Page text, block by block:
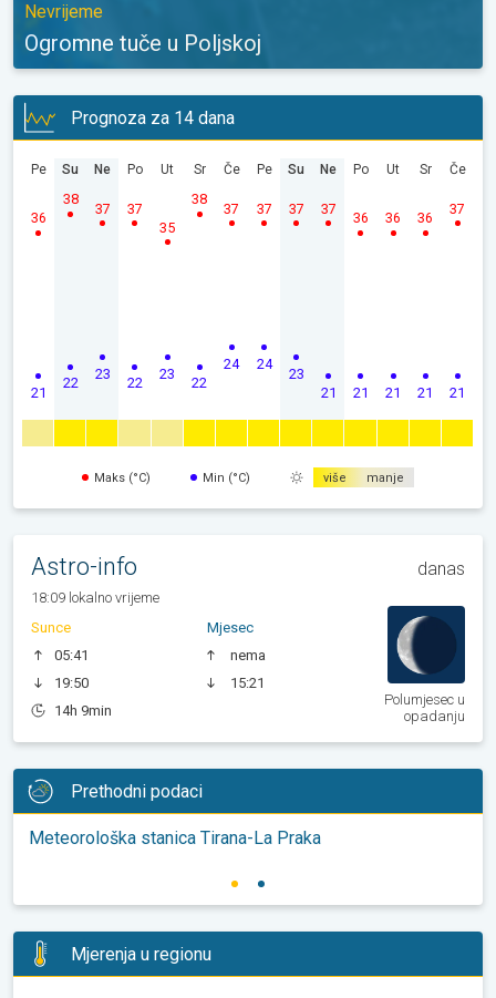
Nevrijeme
Ogromne tuče u Poljskoj
Prognoza za 14 dana
Pe
21
36
Su
22
38
Ne
23
37
Po
22
37
Ut
23
35
Sr
22
38
Če
24
37
Pe
24
37
Su
23
37
Ne
21
37
Po
21
36
Ut
21
36
Sr
21
36
Če
21
37
Maks (°C) Min (°C) više manje
Astro-info danas
18:09 lokalno vrijeme
Sunce
05:41
19:50
14h 9min
Mjesec
nema
15:21
Polumjesec u
opadanju
Prethodni podaci
Meteorološka stanica Tirana-La Praka
Mjerenja u regionu